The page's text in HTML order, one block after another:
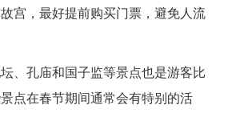
宫，最好提前购买门票，避免人流
、孔庙和国子监等景点也是游客比
点在春节期间通常会有特别的活